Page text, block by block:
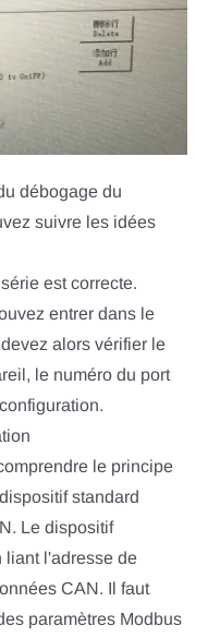
débogage du
suivre les idées
est correcte.
entrer dans le
alors vérifier le
le numéro du port
le principe
standard
Le dispositif
liant l'adresse de
CAN. Il faut
paramètres Modbus